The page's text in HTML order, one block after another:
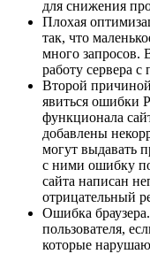
для снижения
Плохая
так, что
много запросов.
работу сервера с
Второй
явиться ошибки
функционала
добавлены
могут выдавать
с ними ошибку
сайта написан
отрицательный
Ошибка
пользователя,
которые